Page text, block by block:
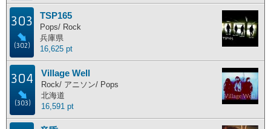
北海道 東北地方 関東地方 中部地方
近畿地方 九州地方
海外
ポイント獲得履歴
ポイント獲得履歴
303
(302)
TSP165
Pops/ Rock
兵庫県
16,625 pt
304
(303)
Village Well
Rock/ アニソン/ Pops
北海道
16,591 pt